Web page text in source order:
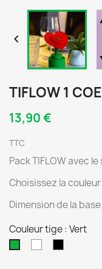

TIFLOW 1
13,90 €
TTC
Pack TIFLOW avec
Choisissez la
Dimension de la
Couleur tige : Vert